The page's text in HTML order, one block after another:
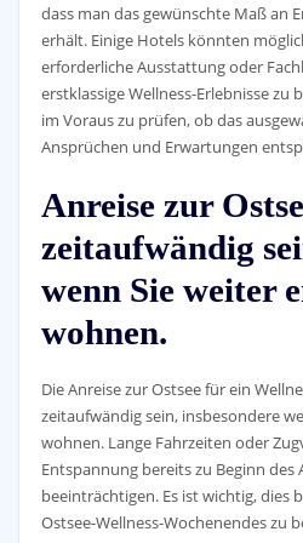
dass man das gewünschte Maß an
erhält. Einige Hotels könnten
erforderliche Ausstattung oder
erstklassige Wellness-Erlebnisse zu
im Voraus zu prüfen, ob das
Ansprüchen und Erwartungen
Anreise zur
zeitaufwändig
wenn Sie weiter
wohnen.
Die Anreise zur Ostsee für ein
zeitaufwändig sein, insbesondere
wohnen. Lange Fahrzeiten oder
Entspannung bereits zu Beginn des
beeinträchtigen. Es ist wichtig, dies
Ostsee-Wellness-Wochenendes zu